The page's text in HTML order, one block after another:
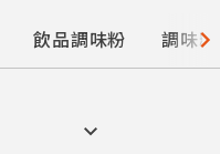
飲品調味粉 調味